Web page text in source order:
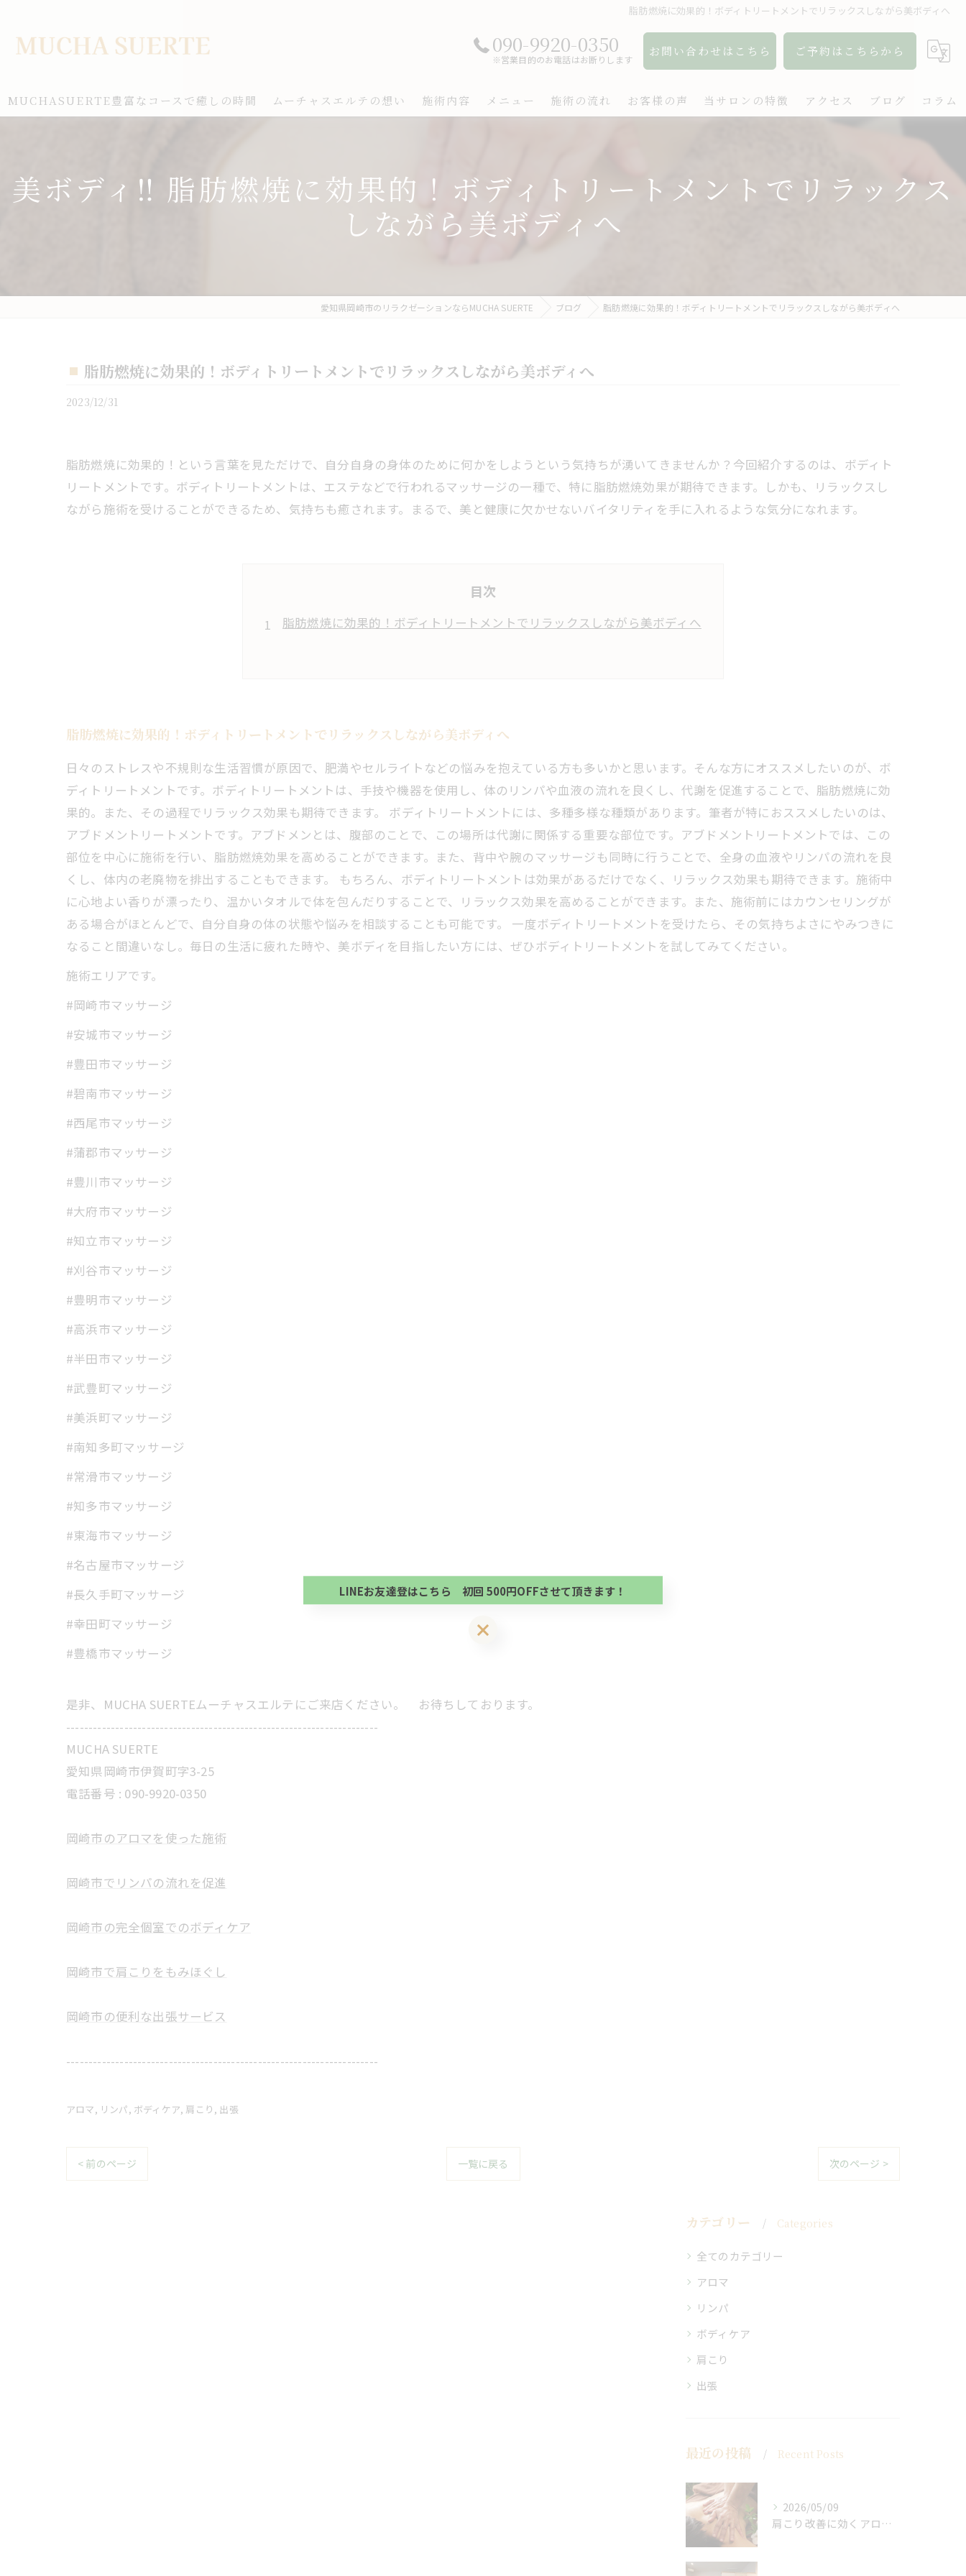
脂肪燃焼に効果的！ボディトリートメントでリラックスしながら美ボディへ
090-9920-0350
※営業目的のお電話はお断りします
お問い合わせはこちら ご予約はこちらから
MUCHASUERTE豊富なコースで癒しの時間 ムーチャスエルテの想い 施術内容 メニュー 施術の流れ お客様の声 当サロンの特徴
リンパ
アクセス ブログ コラム
美ボディ‼︎ 脂肪燃焼に効果的！ボディトリートメントでリラックス
しながら美ボディへ
愛知県岡崎市のリラクゼーションならMUCHA SUERTE ブログ 脂肪燃焼に効果的！ボディトリートメントでリラックスしながら美ボディへ
脂肪燃焼に効果的！ボディトリートメントでリラックスしながら美ボディへ
2023/12/31
脂肪燃焼に効果的！という言葉を見ただけで、自分自身の身体のために何かをしようという気持ちが湧いてきませんか？今回紹介するのは、ボディト
リートメントです。ボディトリートメントは、エステなどで行われるマッサージの一種で、特に脂肪燃焼効果が期待できます。しかも、リラックスし
ながら施術を受けることができるため、気持ちも癒されます。まるで、美と健康に欠かせないバイタリティを手に入れるような気分になれます。
目次
脂肪燃焼に効果的！ボディトリートメントでリラックスしながら美ボディへ
脂肪燃焼に効果的！ボディトリートメントでリラックスしながら美ボディへ
日々のストレスや不規則な生活習慣が原因で、肥満やセルライトなどの悩みを抱えている方も多いかと思います。そんな方にオススメしたいのが、ボ
ディトリートメントです。ボディトリートメントは、手技や機器を使用し、体のリンパや血液の流れを良くし、代謝を促進することで、脂肪燃焼に効
果的。また、その過程でリラックス効果も期待できます。 ボディトリートメントには、多種多様な種類があります。筆者が特におススメしたいのは、
アブドメントリートメントです。アブドメンとは、腹部のことで、この場所は代謝に関係する重要な部位です。アブドメントリートメントでは、この
部位を中心に施術を行い、脂肪燃焼効果を高めることができます。また、背中や腕のマッサージも同時に行うことで、全身の血液やリンパの流れを良
くし、体内の老廃物を排出することもできます。 もちろん、ボディトリートメントは効果があるだけでなく、リラックス効果も期待できます。施術中
に心地よい香りが漂ったり、温かいタオルで体を包んだりすることで、リラックス効果を高めることができます。また、施術前にはカウンセリングが
ある場合がほとんどで、自分自身の体の状態や悩みを相談することも可能です。 一度ボディトリートメントを受けたら、その気持ちよさにやみつきに
なること間違いなし。毎日の生活に疲れた時や、美ボディを目指したい方には、ぜひボディトリートメントを試してみてください。
施術エリアです。
#岡崎市マッサージ
#安城市マッサージ
#豊田市マッサージ
#碧南市マッサージ
#西尾市マッサージ
#蒲郡市マッサージ
#豊川市マッサージ
#大府市マッサージ
#知立市マッサージ
#刈谷市マッサージ
#豊明市マッサージ
#高浜市マッサージ
#半田市マッサージ
#武豊町マッサージ
#美浜町マッサージ
#南知多町マッサージ
#常滑市マッサージ
#知多市マッサージ
#東海市マッサージ
#名古屋市マッサージ
#長久手町マッサージ
#幸田町マッサージ
#豊橋市マッサージ
是非、MUCHA SUERTEムーチャスエルテにご来店ください。 お待ちしております。
----------------------------------------------------------------------
MUCHA SUERTE
愛知県岡崎市伊賀町字3-25
電話番号 : 090-9920-0350
岡崎市のアロマを使った施術
岡崎市でリンパの流れを促進
岡崎市の完全個室でのボディケア
岡崎市で肩こりをもみほぐし
岡崎市の便利な出張サービス
----------------------------------------------------------------------
アロマ リンパ ボディケア 肩こり 出張
< 前のページ 一覧に戻る 次のページ >
カテゴリー Categories
全てのカテゴリー
アロマ
リンパ
ボディケア
肩こり
出張
最近の投稿 Recent Posts
2026/05/09
肩こり改善に効くアロマリンパの手技と効果
初回 500円OFFさせて頂きます。 既に 追加済の
方、不必要な方 お手数ですが、✖印でお閉じ下さい。
LINEお友達登はこちら 初回 500円OFFさせて頂きます！
LINEお友達登はこちら 初回 500円OFFさせて頂きます！